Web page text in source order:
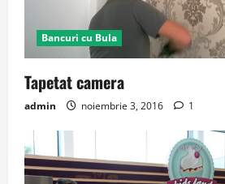
Bancuri cu Bula
Tapetat camera
admin noiembrie 3, 2016 1